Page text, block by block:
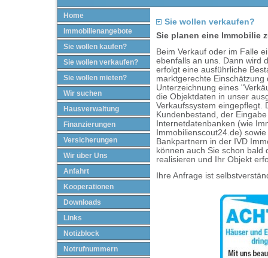
Home
Immobilienangebote
Sie wollen kaufen?
Sie wollen verkaufen?
Sie wollen mieten?
Wir suchen
Hausverwaltung
Finanzierungen
Versicherungen
Wir über Uns
Anfahrt
Kooperationen
Downloads
Links
Notizblock
Notrufnummern
Sie wollen verkaufen?
Sie planen eine Immobilie
Beim Verkauf oder im Falle
ebenfalls an uns. Dann wird
erfolgt eine ausführliche
marktgerechte
Unterzeichnung eines
die Objektdaten in unser
Verkaufssystem eingepflegt.
Kundenbestand, der
Internetdatenbanken (wie
Immobilienscout24.de)
Bankpartnern in der IVD
können auch Sie schon bald
realisieren und Ihr Objekt
Ihre Anfrage ist